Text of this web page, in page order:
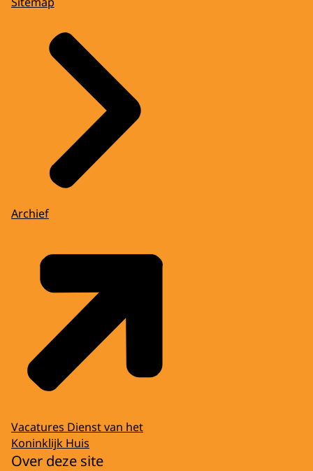
Archief
Vacatures Dienst van het
Koninklijk Huis
Over deze site